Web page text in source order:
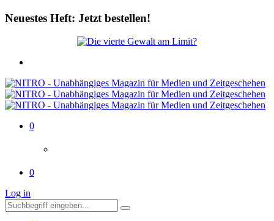
Neuestes Heft: Jetzt bestellen!
0
0
Log in